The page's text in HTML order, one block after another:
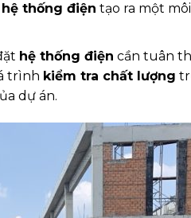
hệ thống điện tạo ra một
hệ thống điện cần tuân
trình kiểm tra chất lượng
dự án.